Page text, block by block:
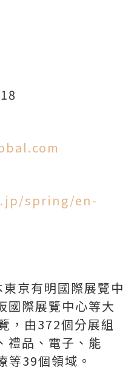
spring/en-
京有明國際展覽中
國際展覽中心等大
，由372個分展組
禮品、電子、能
等39個領域。